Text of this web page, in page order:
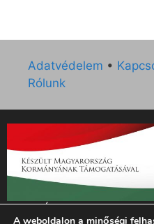
Adatvédelem •
Rólunk
„Az Új Ember katolikus
A weboldalon a minőségi